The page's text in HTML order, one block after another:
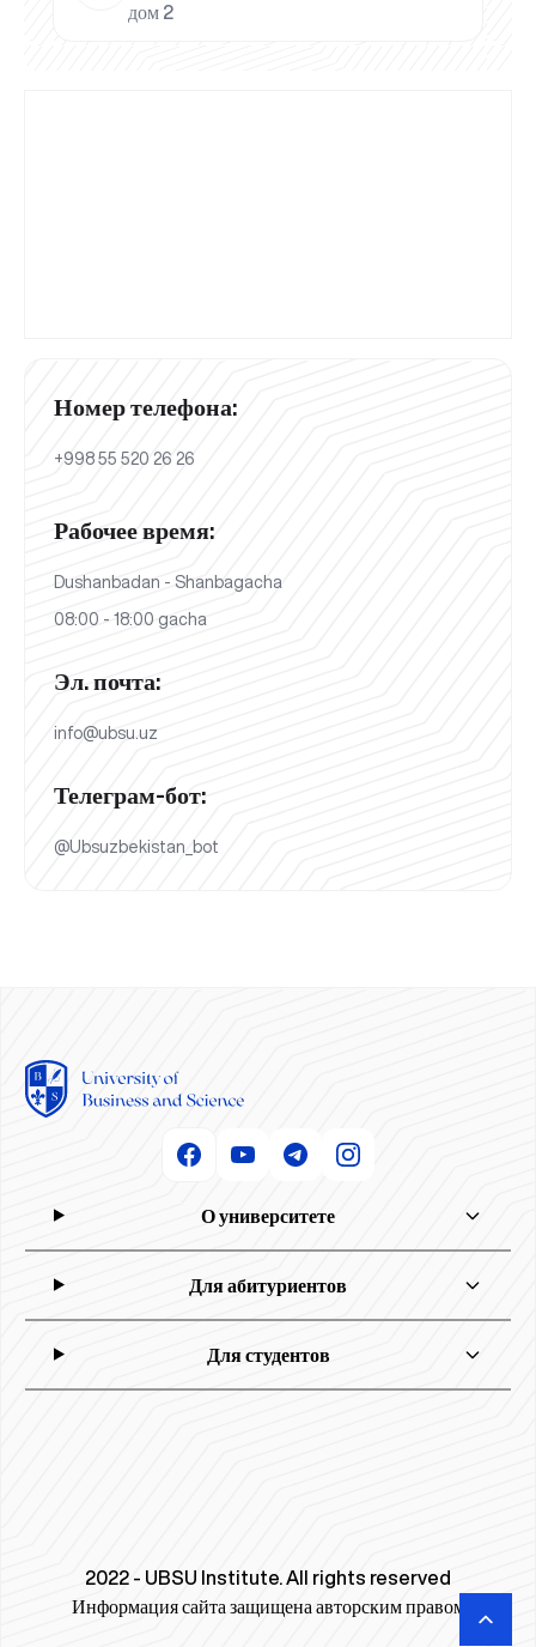
дом 2
Номер телефона:
+998 55 520 26 26
Рабочее время:
Dushanbadan - Shanbagacha
08:00 - 18:00 gacha
Эл. почта:
info@ubsu.uz
Телеграм-бот:
@Ubsuzbekistan_bot
О университете
Для абитуриентов
Для студентов
2022 - UBSU Institute. All rights reserved
Информация сайта защищена авторским правом